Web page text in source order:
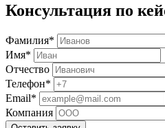
Консультация по
Фамилия*
Имя*
Отчество
Телефон*
Email*
Компания